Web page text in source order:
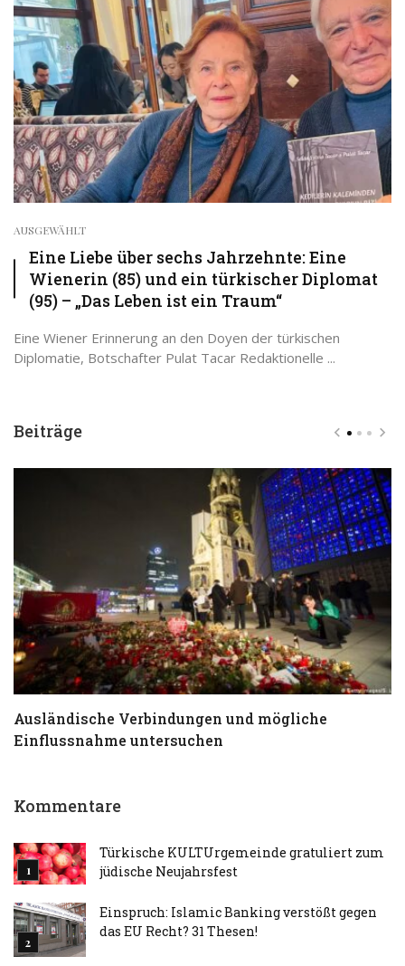
AUSGEWÄHLT
Eine Liebe über sechs Jahrzehnte: Eine
Wienerin (85) und ein türkischer Diplomat
(95) – „Das Leben ist ein Traum“
Eine Wiener Erinnerung an den Doyen der türkischen
Diplomatie, Botschafter Pulat Tacar Redaktionelle ...
Beiträge
Ausländische Verbindungen und mögliche
Einflussnahme untersuchen
Kommentare
Türkische KULTUrgemeinde gratuliert zum
jüdische Neujahrsfest
Einspruch: Islamic Banking verstößt gegen
das EU Recht? 31 Thesen!